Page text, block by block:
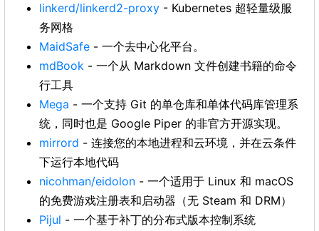
linkerd/linkerd2-proxy - Kubernetes 超轻量级服
务网格
MaidSafe - 一个去中心化平台。
mdBook - 一个从 Markdown 文件创建书籍的命令
行工具
Mega - 一个支持 Git 的单仓库和单体代码库管理系
统，同时也是 Google Piper 的非官方开源实现。
mirrord - 连接您的本地进程和云环境，并在云条件
下运行本地代码
nicohman/eidolon - 一个适用于 Linux 和 macOS
的免费游戏注册表和启动器（无 Steam 和 DRM）
Pijul - 一个基于补丁的分布式版本控制系统